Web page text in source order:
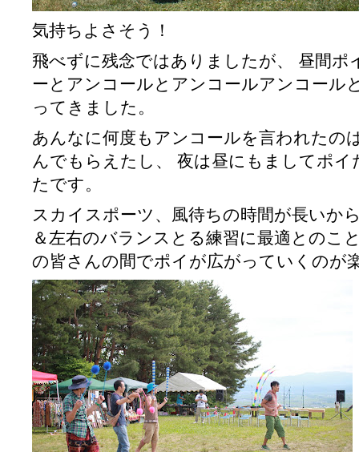
気持ちよさそう！
飛べずに残念ではありましたが、 昼間
ーとアンコールとアンコールアンコール
ってきました。
あんなに何度もアンコールを言われたの
んでもらえたし、 夜は昼にもましてポ
たです。
スカイスポーツ、風待ちの時間が長いか
＆左右のバランスとる練習に最適とのこ
の皆さんの間でポイが広がっていくのが